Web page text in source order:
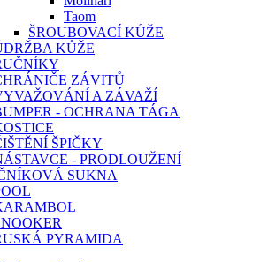
Taom
ŠROUBOVACÍ KŮŽE
KŮŽE
ZÁVITŮ
A ZÁVAŽÍ
- OCHRANA TÁGA
ŠPIČKY
- PRODLOUŽENÍ
SUKNA
PYRAMIDA